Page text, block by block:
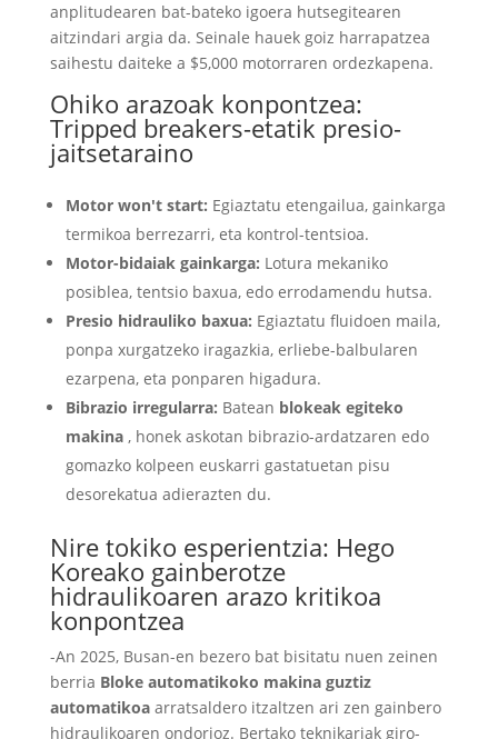
anplitudearen bat-bateko igoera hutsegitearen
aitzindari argia da. Seinale hauek goiz harrapatzea
saihestu daiteke a $5,000 motorraren ordezkapena.
Ohiko arazoak konpontzea:
Tripped breakers-etatik presio-
jaitsetaraino
Motor won't start: Egiaztatu etengailua, gainkarga
termikoa berrezarri, eta kontrol-tentsioa.
Motor-bidaiak gainkarga: Lotura mekaniko
posiblea, tentsio baxua, edo errodamendu hutsa.
Presio hidrauliko baxua: Egiaztatu fluidoen maila,
ponpa xurgatzeko iragazkia, erliebe-balbularen
ezarpena, eta ponparen higadura.
Bibrazio irregularra: Batean blokeak egiteko
makina , honek askotan bibrazio-ardatzaren edo
gomazko kolpeen euskarri gastatuetan pisu
desorekatua adierazten du.
Nire tokiko esperientzia: Hego
Koreako gainberotze
hidraulikoaren arazo kritikoa
konpontzea
-An 2025, Busan-en bezero bat bisitatu nuen zeinen
berria Bloke automatikoko makina guztiz
automatikoa arratsaldero itzaltzen ari zen gainbero
hidraulikoaren ondorioz. Bertako teknikariak giro-